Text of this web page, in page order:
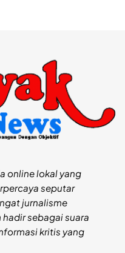
online lokal yang
seputar
jurnalisme
sebagai suara
kritis yang